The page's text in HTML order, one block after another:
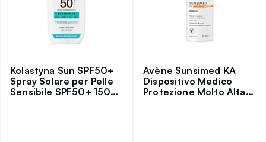
Kolastyna Sun SPF50+
Spray Solare per Pelle
Sensibile SPF50+ 150
Avène Sunsimed KA
Dispositivo Medico
Protezione Molto Alta